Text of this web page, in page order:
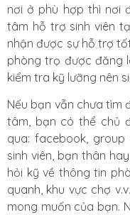
nơi ở phù hợp thì nơi
tâm hỗ trợ sinh viên
nhận được sự hỗ trợ
phòng trọ được đăng
kiểm tra kỹ lưỡng nên
Nếu bạn vẫn chưa tìm
tâm, bạn có thể chủ
qua: facebook,
sinh viên, bạn thân
hỏi kỹ về thông tin
quanh, khu vực chợ
mong muốn của bạn.